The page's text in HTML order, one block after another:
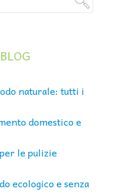
naturale: tutti i
domestico e
le pulizie
ecologico e senza